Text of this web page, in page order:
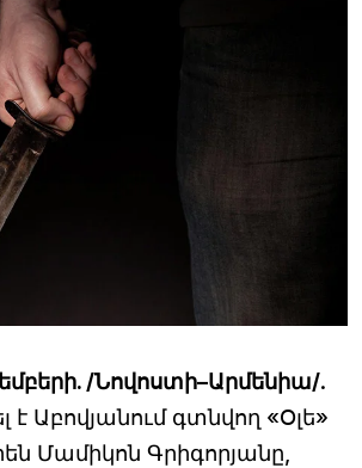
/Նովոստի–Արմենիա/.
է Աբովյանում գտնվող «Օլե»
Մամիկոն Գրիգորյանը,